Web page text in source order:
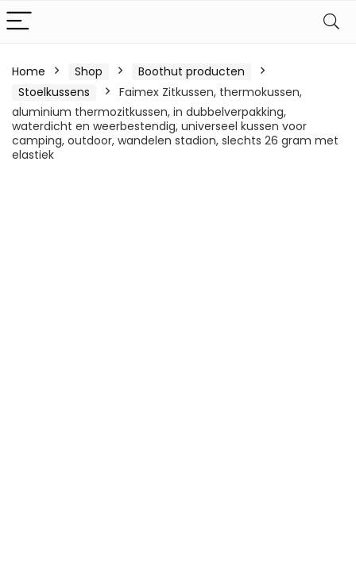
Home Shop
Boothut producten
Stoelkussens
Faimex Zitkussen, thermokussen,
aluminium thermozitkussen, in dubbelverpakking,
waterdicht en weerbestendig, universeel kussen voor
camping, outdoor, wandelen stadion, slechts 26 gram met
elastiek